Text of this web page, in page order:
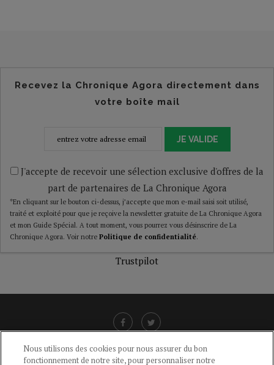
Recevez la Chronique Agora directement dans
votre boîte mail
JE VALIDE
J'accepte de recevoir une sélection exclusive d'offres de la
part de partenaires de La Chronique Agora
*En cliquant sur le bouton ci-dessus, j’accepte que mon e-mail saisi soit utilisé,
traité et exploité pour que je reçoive la newsletter gratuite de La Chronique Agora
et mon Guide Spécial. A tout moment, vous pourrez vous désinscrire de La
Chronique Agora. Voir notre Politique de confidentialité.
Trustpilot
Nous utilisons des cookies pour nous assurer du bon
fonctionnement de notre site, pour personnaliser notre